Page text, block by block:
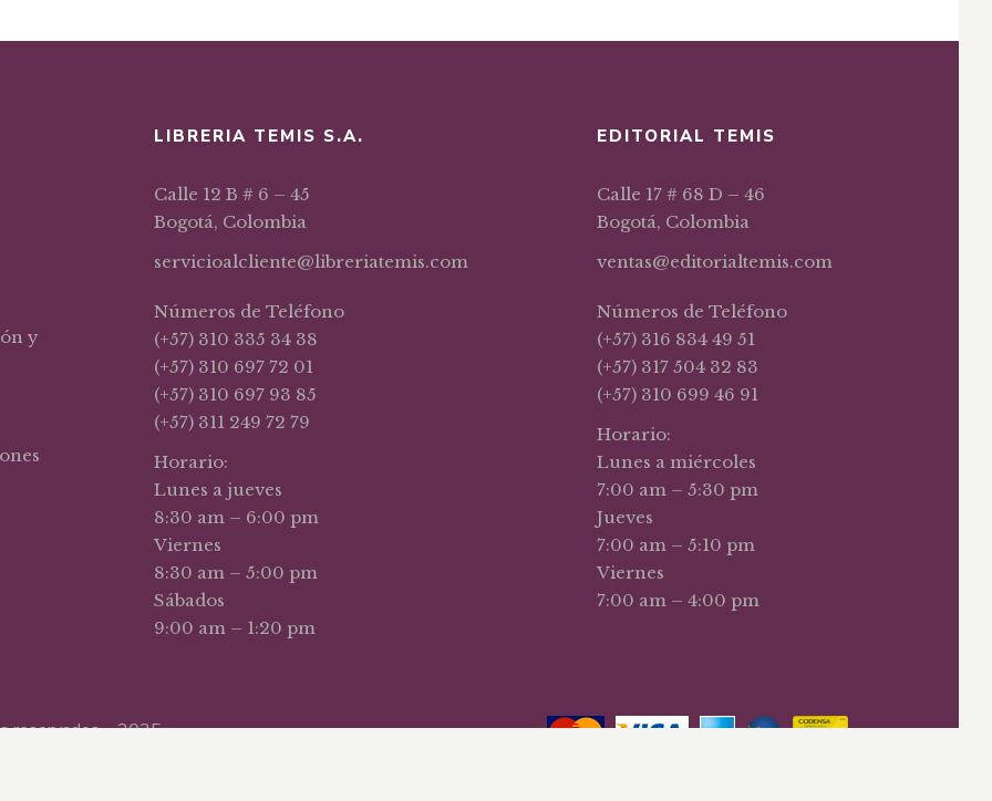
y
LIBRERIA TEMIS S.A.
Calle 12 B # 6 – 45
Bogotá, Colombia
servicioalcliente@libreriatemis.com
Números de Teléfono
(+57) 310 335 34 38
(+57) 310 697 72 01
(+57) 310 697 93 85
(+57) 311 249 72 79
Horario:
Lunes a jueves
8:30 am – 6:00 pm
Viernes
8:30 am – 5:00 pm
Sábados
9:00 am – 1:20 pm
EDITORIAL TEMIS
Calle 17 # 68 D – 46
Bogotá, Colombia
ventas@editorialtemis.com
Números de Teléfono
(+57) 316 834 49 51
(+57) 317 504 32 83
(+57) 310 699 46 91
Horario:
Lunes a miércoles
7:00 am – 5:30 pm
Jueves
7:00 am – 5:10 pm
Viernes
7:00 am – 4:00 pm
reservados – 2025